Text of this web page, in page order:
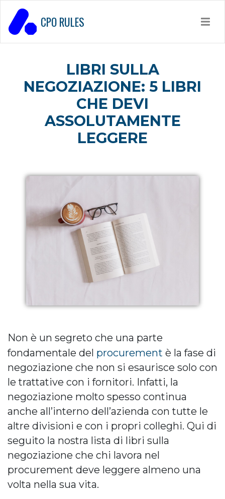
CPO RULES
LIBRI SULLA
NEGOZIAZIONE: 5 LIBRI
CHE DEVI
ASSOLUTAMENTE
LEGGERE
Non è un segreto che una parte
fondamentale del procurement è la fase di
negoziazione che non si esaurisce solo con
le trattative con i fornitori. Infatti, la
negoziazione molto spesso continua
anche all’interno dell’azienda con tutte le
altre divisioni e con i propri colleghi. Qui di
seguito la nostra lista di libri sulla
negoziazione che chi lavora nel
procurement deve leggere almeno una
volta nella sua vita.